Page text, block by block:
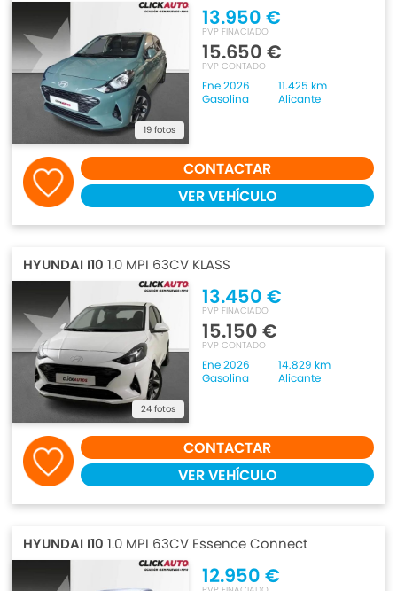
19 fotos
13.950 €
PVP FINACIADO
15.650 €
PVP CONTADO
Ene 2026
11.425 km
Gasolina
Alicante
CONTACTAR
VER VEHÍCULO
HYUNDAI I10 1.0 MPI 63CV KLASS
24 fotos
13.450 €
PVP FINACIADO
15.150 €
PVP CONTADO
Ene 2026
14.829 km
Gasolina
Alicante
CONTACTAR
VER VEHÍCULO
HYUNDAI I10 1.0 MPI 63CV Essence Connect
12.950 €